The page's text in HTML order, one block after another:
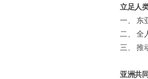
立足人
一、 东
二、 全
三、 推
亚洲共